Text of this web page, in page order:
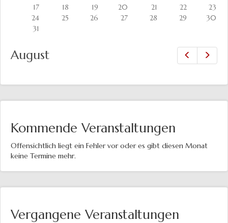
17
18 19 20 21 22
23
24
25 26 27 28 29
30
31
Zurück
August
Kommende Veranstaltungen
Offensichtlich liegt ein Fehler vor oder es gibt diesen Monat
keine Termine mehr.
Vergangene Veranstaltungen